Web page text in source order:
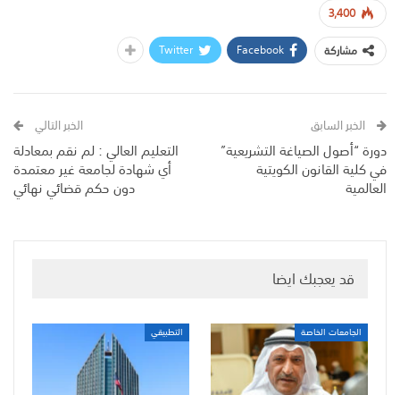
3,400
مشاركة
Facebook
Twitter
الخبر السابق
دورة “أصول الصياغة التشريعية”
في كلية القانون الكويتية
العالمية
الخبر التالي
التعليم العالي : لم نقم بمعادلة
أي شهادة لجامعة غير معتمدة
دون حكم قضائي نهائي
قد يعجبك ايضا
الجامعات الخاصة التطبيقي